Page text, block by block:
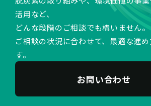
活用など、
どんな段階のご相談でも構いません。
ご相談の状況に合わせて、最適な進
す。
お問い合わせ